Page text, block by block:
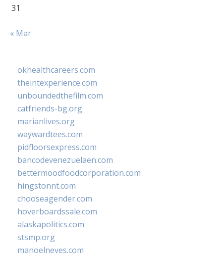
31
« Mar
okhealthcareers.com
theintexperience.com
unboundedthefilm.com
catfriends-bg.org
marianlives.org
waywardtees.com
pidfloorsexpress.com
bancodevenezuelaen.com
bettermoodfoodcorporation.com
hingstonnt.com
chooseagender.com
hoverboardssale.com
alaskapolitics.com
stsmp.org
manoelneves.com